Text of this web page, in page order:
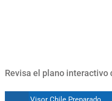
Revisa el plano